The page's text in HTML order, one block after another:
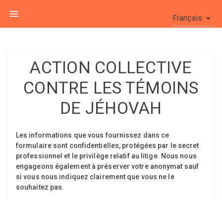
Français
ACTION COLLECTIVE
CONTRE LES TÉMOINS
DE JÉHOVAH
Les informations que vous fournissez dans ce
formulaire sont confidentielles, protégées par le secret
professionnel et le privilège relatif au litige. Nous nous
engageons également à préserver votre anonymat sauf
si vous nous indiquez clairement que vous ne le
souhaitez pas.